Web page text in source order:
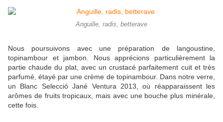
Anguille, radis, betterave
Nous poursuivons avec une préparation de langoustine,
topinambour et jambon. Nous apprécions particulièrement la
partie chaude du plat, avec un crustacé parfaitement cuit et très
parfumé, étayé par une crème de topinambour. Dans notre verre,
un Blanc Selecció Jané Ventura 2013, où réapparaissent les
arômes de fruits tropicaux, mais avec une bouche plus minérale,
cette fois.